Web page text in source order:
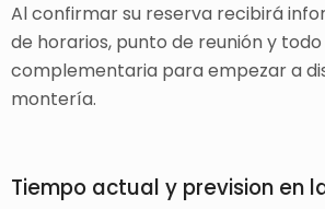
Al confirmar su reserva recibirá
de horarios, punto de reunión y
complementaria para empezar a
montería.
Tiempo actual y prevision en